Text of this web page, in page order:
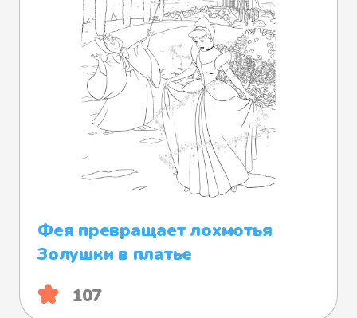
Фея превращает лохмотья
Золушки в платье
107